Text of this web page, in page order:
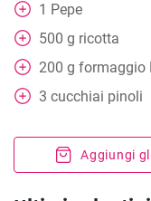
1 Pepe
500 g ricotta
200 g formaggio
3 cucchiai pinoli
Aggiungi